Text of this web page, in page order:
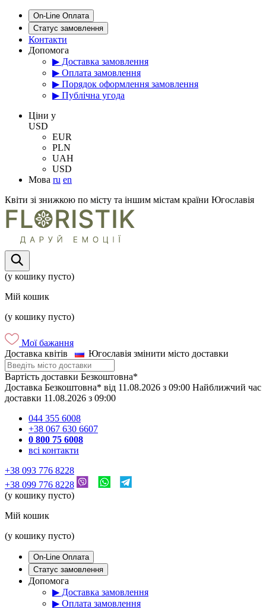
On-Line Оплата
Статус замовлення
Контакти
Допомога
▶ Доставка замовлення
▶ Оплата замовлення
▶ Порядок оформлення замовлення
▶ Публічна угода
Цiни у
USD
EUR
PLN
UAH
USD
Мова ru en
Квіти зі знижкою по місту та іншим містам країни Югославія
(у кошику пусто)
Мій кошик
(у кошику пусто)
Мої бажання
Доставка квітів
Югославія змінити місто доставки
Вартість доставки Безкоштовна*
Доставка Безкоштовна* від 11.08.2026 з 09:00 Найближчий час
доставки 11.08.2026 з 09:00
044 355 6008
+38 067 630 6607
0 800 75 6008
всі контакти
+38 093 776 8228
+38 099 776 8228
(у кошику пусто)
Мій кошик
(у кошику пусто)
On-Line Оплата
Статус замовлення
Допомога
▶ Доставка замовлення
▶ Оплата замовлення